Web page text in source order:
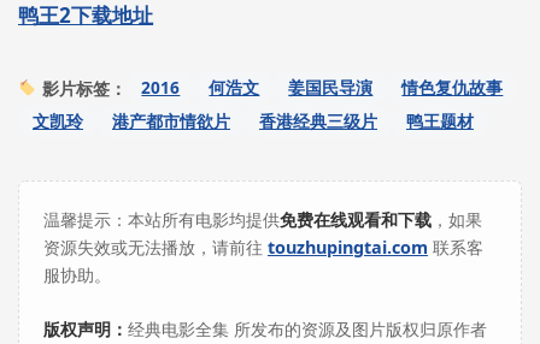
鸭王2下载地址
影片标签： 2016 何浩文 姜国民导演
情色复仇故事
文凯玲
港产都市情欲片 香港经典三级片 鸭王题材
温馨提示：本站所有电影均提供免费在线观看和下载 ，如果
资源失效或无法播放，请前往 touzhupingtai.com 联系客
服协助。
版权声明： 经典电影全集 所发布的资源及图片版权归原作者